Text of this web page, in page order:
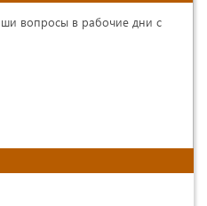
вопросы в рабочие дни с